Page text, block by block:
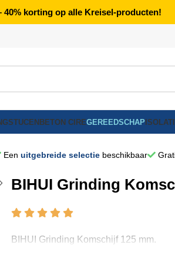
korting op alle Kreisel-producten!
STUCENBETON CIREGEREEDSCHAP
Een uitgebreide selectiebeschikbaar
BIHUI Grinding
BIHUI Grinding Komschijf 125 mm.